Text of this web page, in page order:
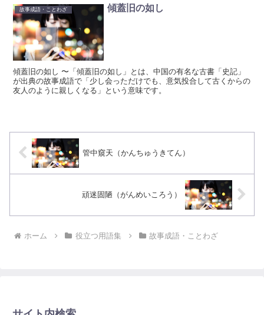
故事成語・ことわざ 傾蓋旧の如し
傾蓋旧の如し 〜「傾蓋旧の如し」とは、中国の有名な古書「史記」
が出典の故事成語で「少し会っただけでも、意気投合して古くからの
友人のように親しくなる」という意味です。
管中窺天（かんちゅうきてん）
頑迷固陋（がんめいころう）
ホーム 役立つ用語集 故事成語・ことわざ